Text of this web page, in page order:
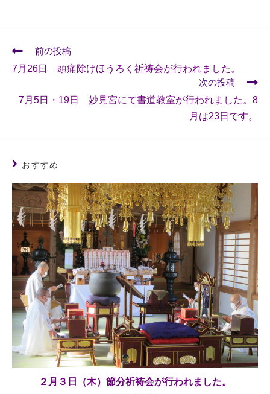
前の投稿
7月26日 頭痛除けほうろく祈祷会が行われました。
次の投稿
7月5日・19日 妙見宮にて書道教室が行われました。8
月は23日です。
おすすめ
２月３日（木）節分祈祷会が行われました。